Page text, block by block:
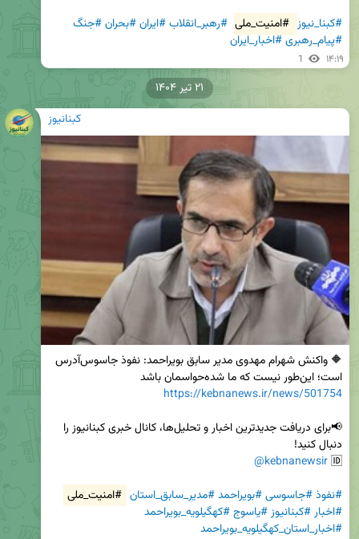
#کبنا_نیوز #امنیت_ملی #رهبر_انقلاب#ایران#بحران#جنگ
#پیام_رهبری#اخبار_ایران
1 ۱۴:۱۹
کبنانیوز
است؛ این‌طور نیست که ما شده‌حواسمان باشد
https://kebnanews.ir/news/501754
🆔
@kebnanewsir
#نفوذ#جاسوسی#بویراحمد#مدیر_سابق_استان #امنیت_ملی
#اخبار#کبنانیوز#یاسوج#کهگیلویه_بویراحمد
#اخبار_استان_کهگیلویه_بویراحمد
۲۱ تیر ۱۴۰۴